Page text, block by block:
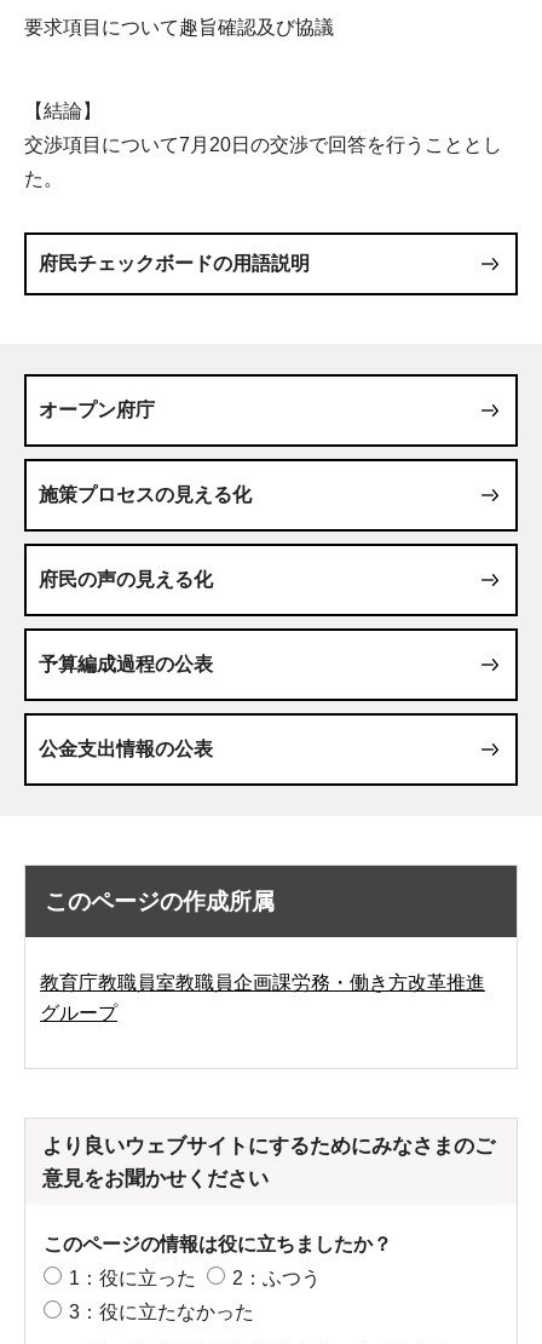
要求項目について趣旨確認及び協議
【結論】
交渉項目について7月20日の交渉で回答を行うこととし
た。
府民チェックボードの用語説明
オープン府庁
施策プロセスの見える化
府民の声の見える化
予算編成過程の公表
公金支出情報の公表
このページの作成所属
教育庁教職員室教職員企画課労務・働き方改革推進
グループ
より良いウェブサイトにするためにみなさまのご
意見をお聞かせください
このページの情報は役に立ちましたか？
1：役に立った
2：ふつう
3：役に立たなかった